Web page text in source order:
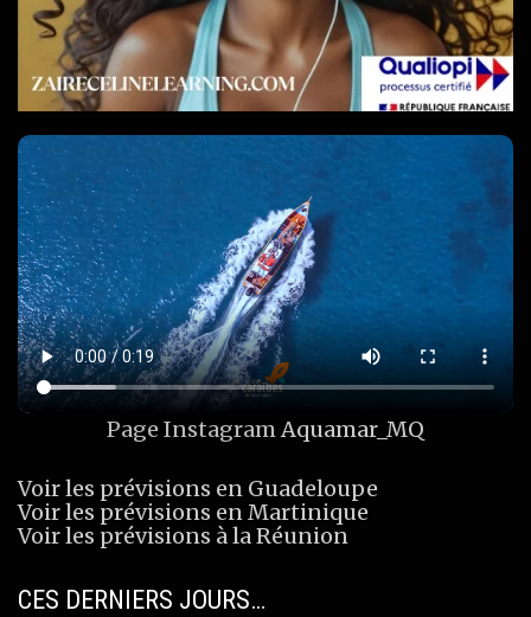
Page InstagramAquamar_MQ
Voir les prévisions en Guadeloupe
Voir les prévisions en Martinique
Voir les prévisions à la Réunion
CES DERNIERS JOURS…